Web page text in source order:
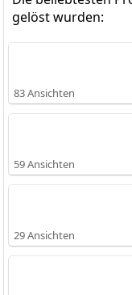
gelöst wurden:
83 Ansichten
59 Ansichten
29 Ansichten